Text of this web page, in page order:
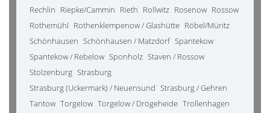
Rechlin Riepke/Cammin Rieth Rollwitz Rosenow Rossow
Rothemühl Rothenklempenow / Glashütte Röbel/Müritz
Schönhausen Schönhausen / Matzdorf Spantekow
Spantekow / Rebelow Sponholz Staven / Rossow
Stolzenburg Strasburg
Strasburg (Uckermark) / Neuensund Strasburg / Gehren
Tantow Torgelow Torgelow / Drögeheide Trollenhagen